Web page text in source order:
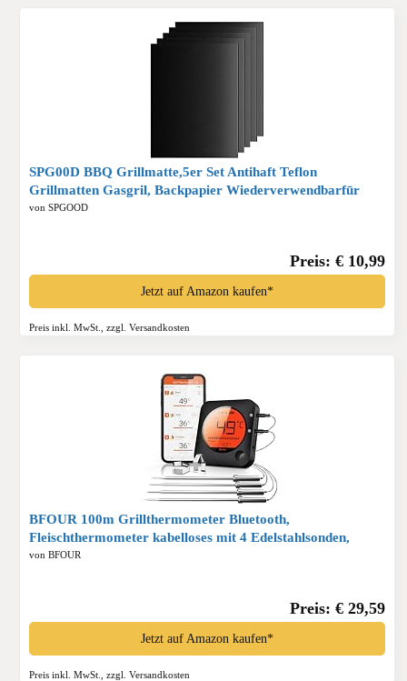
SPG00D BBQ Grillmatte,5er Set Antihaft Teflon
Grillmatten Gasgril, Backpapier Wiederverwendbarfūr
Holzkohlegrill, Elektronischen Grill, Backofen,PFOA-Frei
von SPGOOD
Preis: € 10,99
Jetzt auf Amazon kaufen*
Preis inkl. MwSt., zzgl. Versandkosten
BFOUR 100m Grillthermometer Bluetooth,
Fleischthermometer kabelloses mit 4 Edelstahlsonden,
große LCD-Anzeige, Bluetooth Bratenthermometer für
von BFOUR
Preis: € 29,59
Jetzt auf Amazon kaufen*
Preis inkl. MwSt., zzgl. Versandkosten